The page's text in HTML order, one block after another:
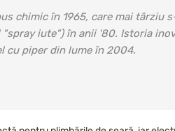
chimic în 1965, care mai târziu
iute") în anii '80. Istoria
cu piper din lume în 2004.